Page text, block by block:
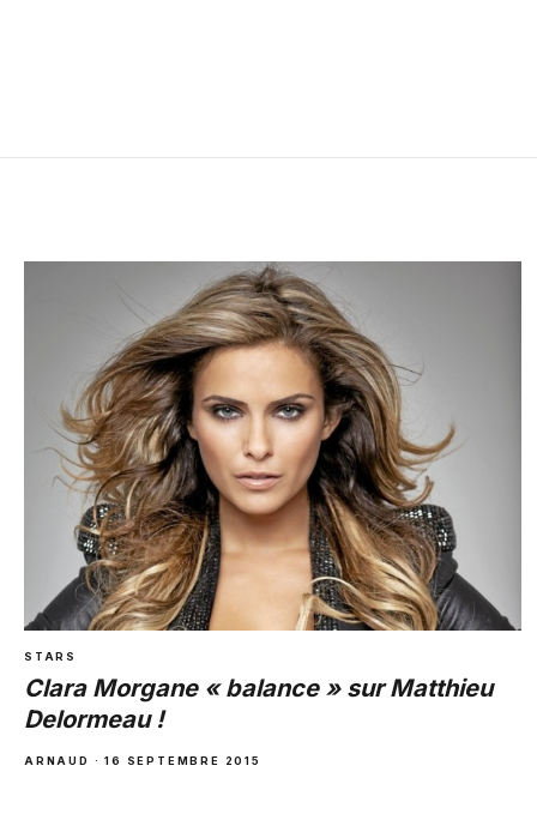
STARS
Clara Morgane « balance » sur Matthieu
Delormeau !
ARNAUD · 16 SEPTEMBRE 2015